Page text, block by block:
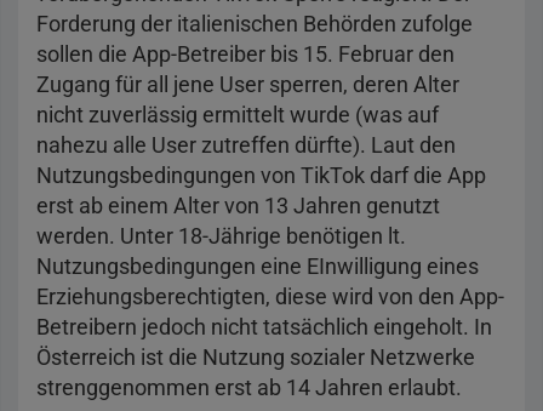
Forderung der italienischen Behörden zufolge
sollen die App-Betreiber bis 15. Februar den
Zugang für all jene User sperren, deren Alter
nicht zuverlässig ermittelt wurde (was auf
nahezu alle User zutreffen dürfte). Laut den
Nutzungsbedingungen von TikTok darf die App
erst ab einem Alter von 13 Jahren genutzt
werden. Unter 18-Jährige benötigen lt.
Nutzungsbedingungen eine EInwilligung eines
Erziehungsberechtigten, diese wird von den App-
Betreibern jedoch nicht tatsächlich eingeholt. In
Österreich ist die Nutzung sozialer Netzwerke
strenggenommen erst ab 14 Jahren erlaubt.